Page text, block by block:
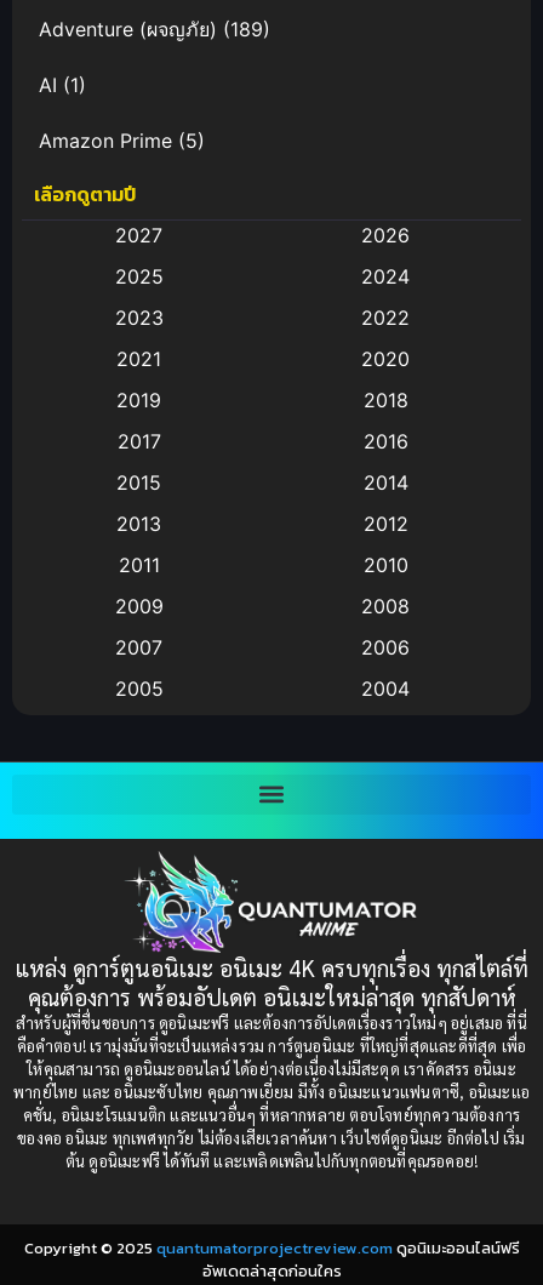
Adventure (ผจญภัย) (189)
AI (1)
Amazon Prime (5)
Anal (ประตูหลัง)
Animation การ์ตูน
Animation อนิเมะ
Animation แอนิเมชัน
(9)
Big tits (นมใหญ่)
Bitch (ผู้หญิงร่าน)
Bondage (ทาส)(1)
(1)
Censored (เซ็นเซอร์)(19)
Comedy (ตลก)(235)
Comedy (ตลก)(85)
Comic Book การ์ตูน(1)
Coming-of-Age ก้าวผ่านวัย(6)
เลือกดูตามปี
2027
2026
2025
2024
2023
2022
2021
2020
2019
2018
2017
2016
2015
2014
2013
2012
2011
2010
2009
2008
2007
2006
2005
2004
2001
2000
1997
1993
1991
1989
1988
1987
1985
1984
1983
1982
1981
1980
1979
แหล่ง ดูการ์ตูนอนิเมะ อนิเมะ 4K ครบทุกเรื่อง ทุกสไตล์ที่
คุณต้องการ พร้อมอัปเดต อนิเมะใหม่ล่าสุด ทุกสัปดาห์
สำหรับผู้ที่ชื่นชอบการ ดูอนิเมะฟรี และต้องการอัปเดตเรื่องราวใหม่ๆ อยู่เสมอ ที่นี่
คือคำตอบ! เรามุ่งมั่นที่จะเป็นแหล่งรวม การ์ตูนอนิเมะ ที่ใหญ่ที่สุดและดีที่สุด เพื่อ
ให้คุณสามารถ ดูอนิเมะออนไลน์ ได้อย่างต่อเนื่องไม่มีสะดุด เราคัดสรร อนิเมะ
พากย์ไทย และ อนิเมะซับไทย คุณภาพเยี่ยม มีทั้ง อนิเมะแนวแฟนตาซี, อนิเมะแอ
คชั่น, อนิเมะโรแมนติก และแนวอื่นๆ ที่หลากหลาย ตอบโจทย์ทุกความต้องการ
ของคอ อนิเมะ ทุกเพศทุกวัย ไม่ต้องเสียเวลาค้นหา เว็บไซต์ดูอนิเมะ อีกต่อไป เริ่ม
ต้น ดูอนิเมะฟรี ได้ทันที และเพลิดเพลินไปกับทุกตอนที่คุณรอคอย!
Copyright © 2025 quantumatorprojectreview.comดูอนิเมะออนไลน์ฟรี
อัพเดตล่าสุดก่อนใคร